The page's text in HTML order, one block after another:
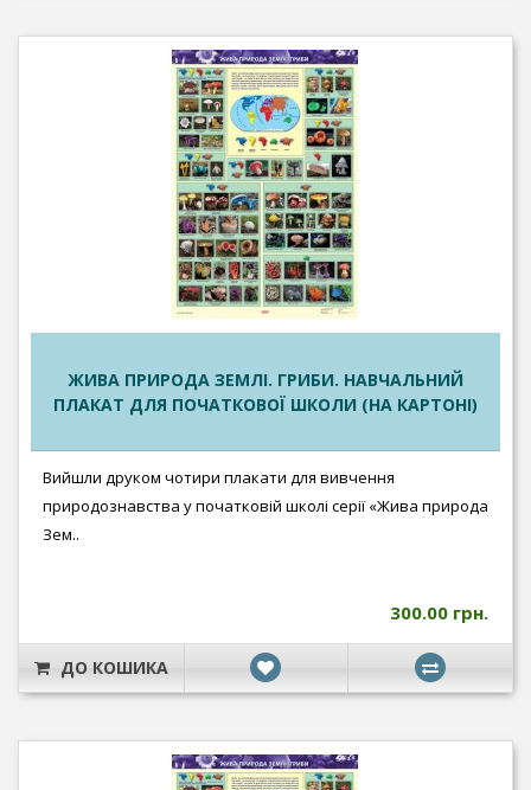
ЖИВА ПРИРОДА ЗЕМЛІ. ГРИБИ. НАВЧАЛЬНИЙ
ПЛАКАТ ДЛЯ ПОЧАТКОВОЇ ШКОЛИ (НА КАРТОНІ)
Вийшли друком чотири плакати для вивчення
природознавства у початковій школі серії «Жива природа
Зем..
300.00 грн.
ДО КОШИКА